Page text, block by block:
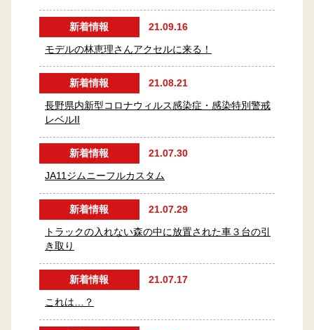
新着情報 21.09.16
モデルの林恵理さんアクセルに来る！
新着情報 21.08.21
長野県内新型コロナウィルス感染症・感染特別警戒
レベルII
新着情報 21.07.30
JA11ジムニーフルカスタム
新着情報 21.07.29
トラックの入れない森の中に放置された車３台の引
き取り
新着情報 21.07.17
これは…？